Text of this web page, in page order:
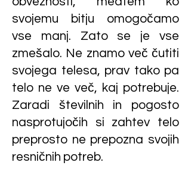
svojemu bitju omogočamo
vse manj. Zato se je vse
zmešalo. Ne znamo več čutiti
svojega telesa, prav tako pa
telo ne ve več, kaj potrebuje.
Zaradi številnih in pogosto
nasprotujočih si zahtev telo
preprosto ne prepozna svojih
resničnih potreb.